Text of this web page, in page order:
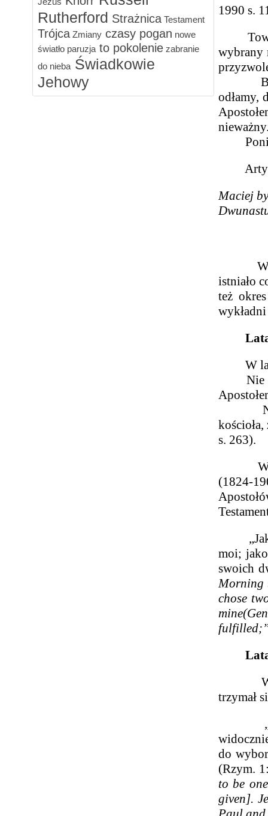
Rutherford Strażnica Testament
Trójca Zmiany czasy pogan nowe
światło paruzja to pokolenie zabranie
do nieba Świadkowie
Jehowy
1990 s.
wybrany
odłamy,
nieważny
Poniżej
Maciej
W
istniało
też
Lata
W
Nie
Na
s. 263).
W
(1824-
moi;
swoich
Morning
chose
mine
Lata
W
trzymał
do
(Rzym.
to be
given].